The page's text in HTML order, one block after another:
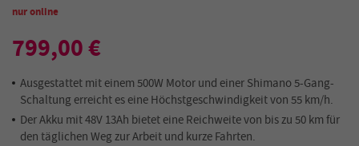
nur online
799,00 €
Ausgestattet mit einem 500W Motor und einer Shimano 5-Gang-
Schaltung erreicht es eine Höchstgeschwindigkeit von 55 km/h.
Der Akku mit 48V 13Ah bietet eine Reichweite von bis zu 50 km für
den täglichen Weg zur Arbeit und kurze Fahrten.